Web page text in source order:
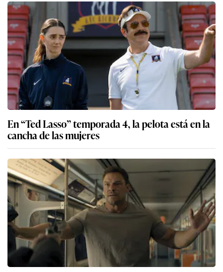
En “Ted Lasso” temporada 4, la pelota está en la
cancha de las mujeres